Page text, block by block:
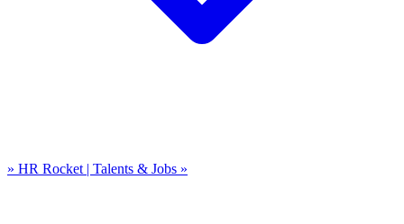
» HR Rocket | Talents & Jobs »